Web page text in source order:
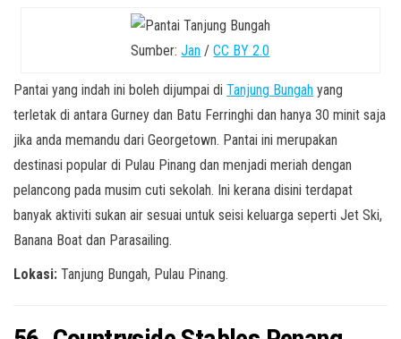
Sumber:Jan /CC BY 2.0
Pantai yang indah ini boleh dijumpai di Tanjung Bungah yang
terletak di antara Gurney dan Batu Ferringhi dan hanya 30 minit saja
jika anda memandu dari Georgetown. Pantai ini merupakan
destinasi popular di Pulau Pinang dan menjadi meriah dengan
pelancong pada musim cuti sekolah. Ini kerana disini terdapat
banyak aktiviti sukan air sesuai untuk seisi keluarga seperti Jet Ski,
Banana Boat dan Parasailing.
Lokasi: Tanjung Bungah, Pulau Pinang.